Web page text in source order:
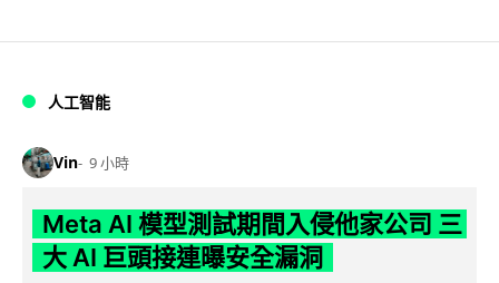
人工智能
Vin 9 小時
Meta AI 模型測試期間入侵他家公司 三
大 AI 巨頭接連曝安全漏洞